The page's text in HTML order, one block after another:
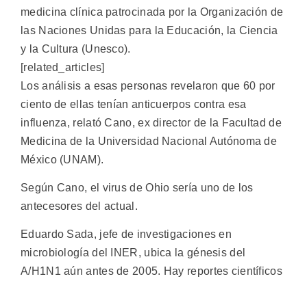
medicina clínica patrocinada por la Organización de
las Naciones Unidas para la Educación, la Ciencia
y la Cultura (Unesco).
[related_articles]
Los análisis a esas personas revelaron que 60 por
ciento de ellas tenían anticuerpos contra esa
influenza, relató Cano, ex director de la Facultad de
Medicina de la Universidad Nacional Autónoma de
México (UNAM).
Según Cano, el virus de Ohio sería uno de los
antecesores del actual.
Eduardo Sada, jefe de investigaciones en
microbiología del INER, ubica la génesis del
A/H1N1 aún antes de 2005. Hay reportes científicos